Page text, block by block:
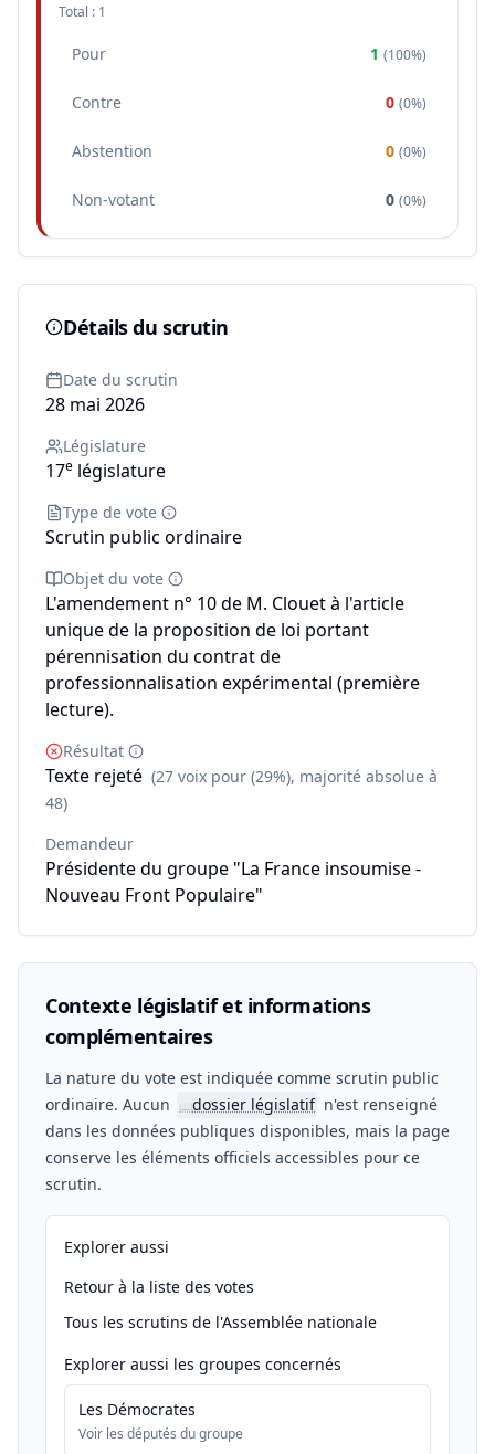
Total : 1
Pour 1 (100%)
Contre 0 (0%)
Abstention 0 (0%)
Non-votant 0 (0%)
Détails du scrutin
Date du scrutin
28 mai 2026
Législature
17e législature
Type de vote
Scrutin public ordinaire
Objet du vote
L'amendement n° 10 de M. Clouet à l'article
unique de la proposition de loi portant
pérennisation du contrat de
professionnalisation expérimental (première
lecture).
Résultat
Texte rejeté (27 voix pour (29%), majorité absolue à
48)
Demandeur
Présidente du groupe "La France insoumise -
Nouveau Front Populaire"
Contexte législatif et informations
complémentaires
La nature du vote est indiquée comme scrutin public
ordinaire. Aucun
📖dossier législatif n'est renseigné
dans les données publiques disponibles, mais la page
conserve les éléments officiels accessibles pour ce
scrutin.
Explorer aussi
Retour à la liste des votes
Tous les scrutins de l'Assemblée nationale
Explorer aussi les groupes concernés
Les Démocrates
Voir les députés du groupe